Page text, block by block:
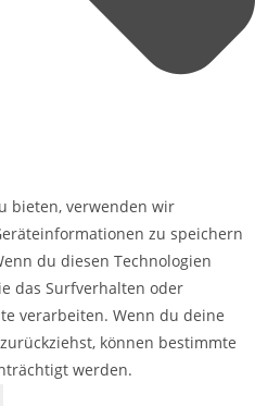
bieten, verwenden wir
zu speichern
du diesen Technologien
das Surfverhalten oder
verarbeiten. Wenn du deine
können bestimmte
werden.